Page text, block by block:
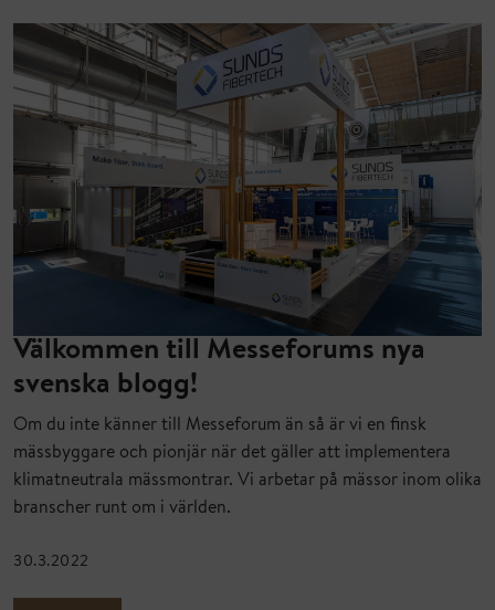
Välkommen till Messeforums nya
svenska blogg!
Om du inte känner till Messeforum än så är vi en finsk
mässbyggare och pionjär när det gäller att implementera
klimatneutrala mässmontrar. Vi arbetar på mässor inom olika
branscher runt om i världen.
30.3.2022